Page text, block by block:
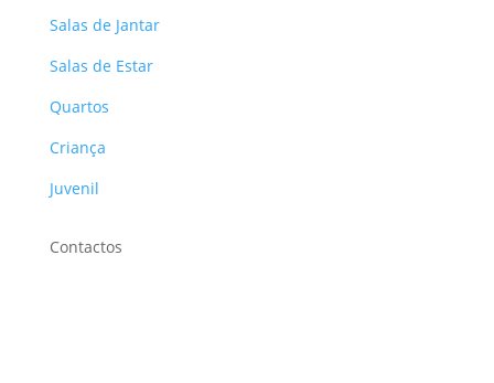
Salas de Jantar
Salas de Estar
Quartos
Criança
Juvenil
Contactos